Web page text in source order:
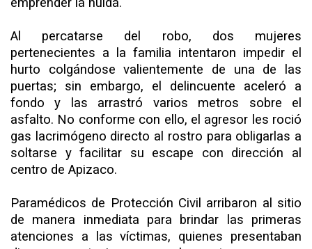
emprender la huida.
Al percatarse del robo, dos mujeres
pertenecientes a la familia intentaron impedir el
hurto colgándose valientemente de una de las
puertas; sin embargo, el delincuente aceleró a
fondo y las arrastró varios metros sobre el
asfalto. No conforme con ello, el agresor les roció
gas lacrimógeno directo al rostro para obligarlas a
soltarse y facilitar su escape con dirección al
centro de Apizaco.
Paramédicos de Protección Civil arribaron al sitio
de manera inmediata para brindar las primeras
atenciones a las víctimas, quienes presentaban